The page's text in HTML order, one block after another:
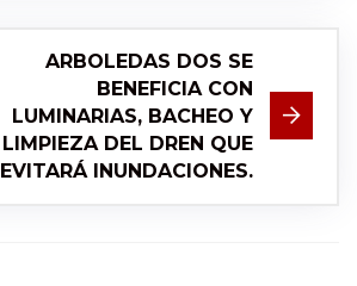
ARBOLEDAS DOS SE
BENEFICIA CON
LUMINARIAS, BACHEO Y
LIMPIEZA DEL DREN QUE
EVITARÁ INUNDACIONES.